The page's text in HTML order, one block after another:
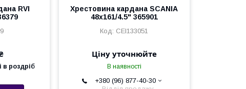
RVI
в роздріб
Хрестовина кардана SCANIA
48x161/4.5" 365901
CEI133051
Ціну уточнюйте
В наявності
+380 (96) 877-40-30